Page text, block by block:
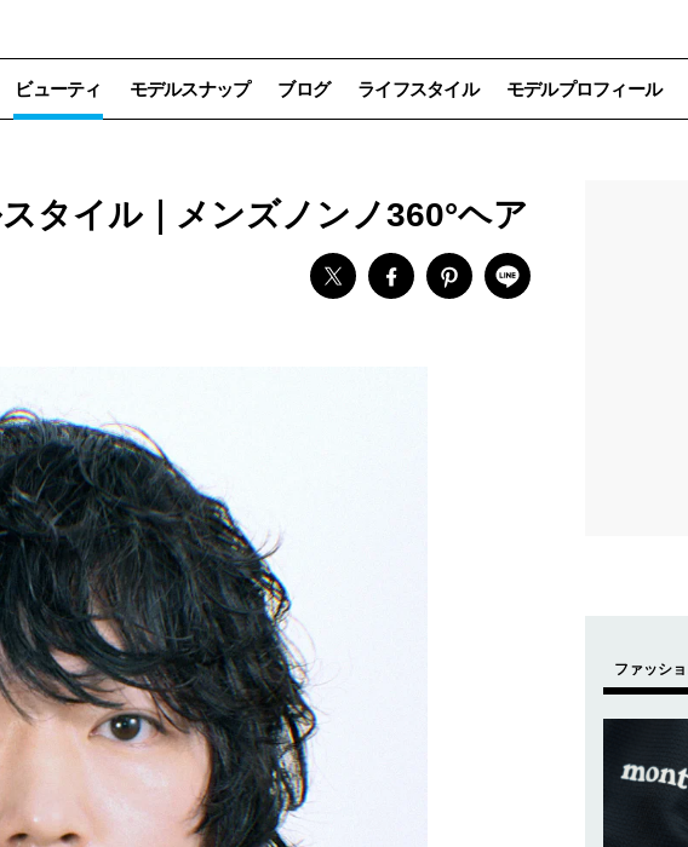
ビューティ モデルスナップ ブログ ライフスタイル モデルプロフィール
タイル｜メンズノンノ360°ヘア